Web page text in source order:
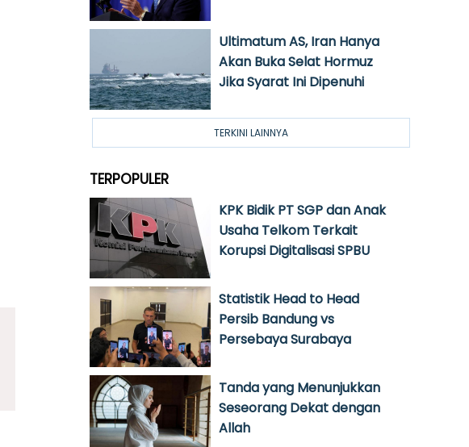
Ultimatum AS, Iran Hanya
Akan Buka Selat Hormuz
Jika Syarat Ini Dipenuhi
TERKINI LAINNYA
TERPOPULER
KPK Bidik PT SGP dan Anak
Usaha Telkom Terkait
Korupsi Digitalisasi SPBU
Statistik Head to Head
Persib Bandung vs
Persebaya Surabaya
Tanda yang Menunjukkan
Seseorang Dekat dengan
Allah